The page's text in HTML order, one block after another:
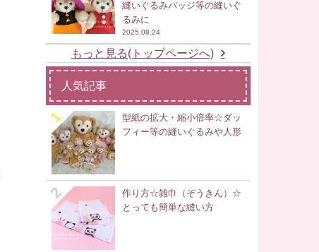
縫いぐるみバッジ等の縫いぐ
るみに
2025.08.24
もっと見る(トップページへ)
人気記事
型紙の拡大・縮小倍率☆ダッ
フィー等の縫いぐるみや人形
作り方☆雑巾（ぞうきん）☆
とっても簡単な縫い方